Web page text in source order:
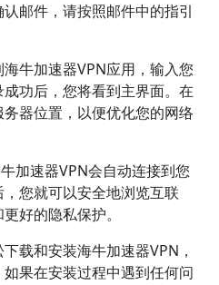
邮件，请按照邮件中的指引
牛加速器VPN应用，输入您
功后，您将看到主界面。在
器位置，以便优化您的网络
加速器VPN会自动连接到您
您就可以安全地浏览互联
好的隐私保护。
载和安装海牛加速器VPN，
果在安装过程中遇到任何问